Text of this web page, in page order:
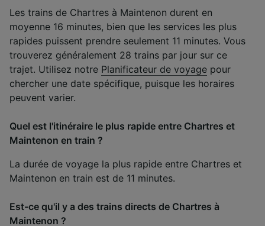
Les trains de Chartres à Maintenon durent en
moyenne 16 minutes, bien que les services les plus
rapides puissent prendre seulement 11 minutes. Vous
trouverez généralement 28 trains par jour sur ce
trajet. Utilisez notre Planificateur de voyage pour
chercher une date spécifique, puisque les horaires
peuvent varier.
Quel est l'itinéraire le plus rapide entre Chartres et
Maintenon en train ?
La durée de voyage la plus rapide entre Chartres et
Maintenon en train est de 11 minutes.
Est-ce qu'il y a des trains directs de Chartres à
Maintenon ?